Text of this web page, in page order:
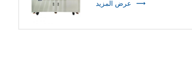
عرض المزيد